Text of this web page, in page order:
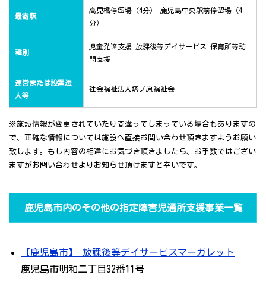
最寄駅
高見橋停留場（4分） 鹿児島中央駅前停留場（4
分）
種別
児童発達支援 放課後等デイサービス 保育所等訪
問支援
運営または設置法
人等
社会福祉法人塔ノ原福祉会
※施設情報が変更されていたり間違ってしまっている場合もありますの
で、正確な情報については施設へ直接お問い合わせ頂きますようお願い
致します。もし内容の相違にお気づき頂きましたら、お手数ではござい
ますがお問い合わせよりお知らせ頂けますと幸いです。
鹿児島市内のその他の指定障害児通所支援事業一覧
【鹿児島市】 放課後等デイサービスマーガレット
鹿児島市明和二丁目32番11号